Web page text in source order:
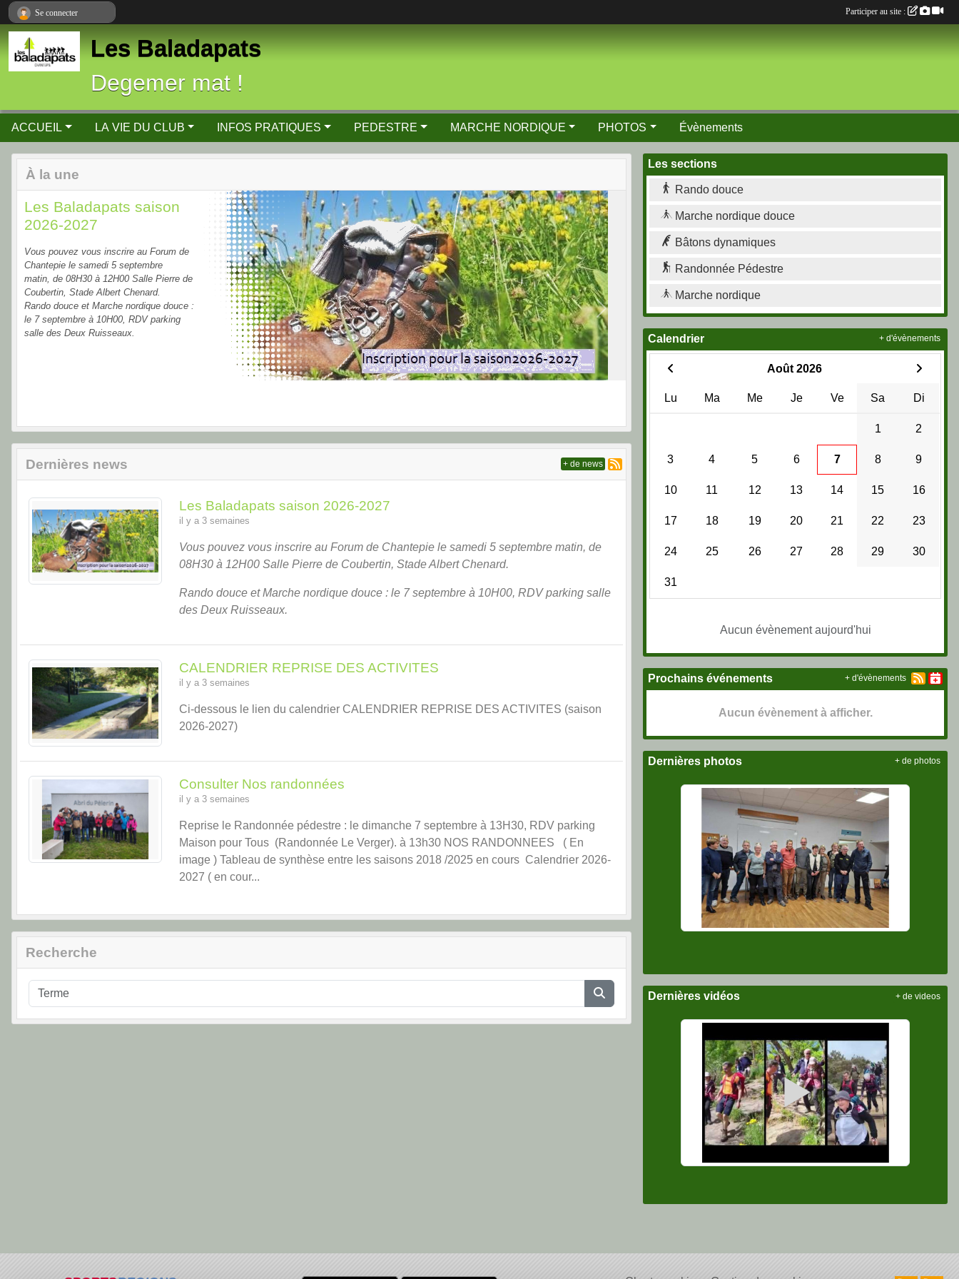
Les Baladapats
Degemer mat !
ACCUEIL LA VIE DU CLUB INFOS PRATIQUES PEDESTRE MARCHE NORDIQUE PHOTOS Évènements
À la une
Les Baladapats saison
2026-2027
Vous pouvez vous inscrire au Forum de
Chantepie le samedi 5 septembre
matin, de 08H30 à 12H00 Salle Pierre de
Coubertin, Stade Albert Chenard.
Rando douce et Marche nordique douce :
le 7 septembre à 10H00, RDV parking
salle des Deux Ruisseaux.
Previous Next
Dernières news
Les Baladapats saison 2026-2027
il y a 3 semaines
Vous pouvez vous inscrire au Forum de Chantepie le samedi 5 septembre matin, de
08H30 à 12H00 Salle Pierre de Coubertin, Stade Albert Chenard.
Rando douce et Marche nordique douce : le 7 septembre à 10H00, RDV parking salle
des Deux Ruisseaux.
CALENDRIER REPRISE DES ACTIVITES
il y a 3 semaines
Ci-dessous le lien du calendrier CALENDRIER REPRISE DES ACTIVITES (saison
2026-2027)
Consulter Nos randonnées
il y a 3 semaines
Reprise le Randonnée pédestre : le dimanche 7 septembre à 13H30, RDV parking
Maison pour Tous (Randonnée Le Verger). à 13h30 NOS RANDONNEES ( En
image ) Tableau de synthèse entre les saisons 2018 /2025 en cours Calendrier 2026-
2027 ( en cour...
+ de news
Recherche
Les sections
Rando douce
Marche nordique douce
Bâtons dynamiques
Randonnée Pédestre
Marche nordique
Calendrier
Août 2026
Lu Ma Me Je Ve Sa Di
1 2
3 4 5 6 7 8 9
10 11 12 13 14 15 16
17 18 19 20 21 22 23
24 25 26 27 28 29 30
31
Aucun évènement aujourd'hui
+ d'évènements
Prochains événements
Aucun évènement à afficher.
+ d'évènements
Dernières photos + de photos
Dernières vidéos + de videos
Se connecter Participer au site :
Panneau de gestion des cookies